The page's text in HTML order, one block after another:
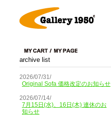
archive list
2026/07/31/
Original Sofa 価格改定のお知らせ
2026/07/14/
7月15日(水)、16日(木) 連休のお
知らせ